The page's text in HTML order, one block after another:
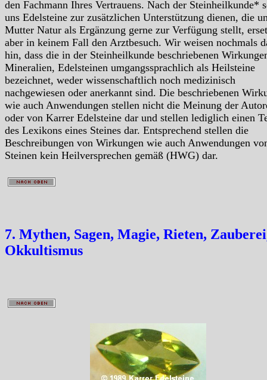
den Fachmann Ihres Vertrauens. Nach der Steinheilkunde*
uns Edelsteine zur zusätzlichen Unterstützung dienen, die
Mutter Natur als Ergänzung gerne zur Verfügung stellt,
aber in keinem Fall den Arztbesuch. Wir weisen nochmals
hin, dass die in der Steinheilkunde beschriebenen
Mineralien, Edelsteinen umgangssprachlich als Heilsteine
bezeichnet, weder wissenschaftlich noch medizinisch
nachgewiesen oder anerkannt sind. Die beschriebenen
wie auch Anwendungen stellen nicht die Meinung der
oder von Karrer Edelsteine dar und stellen lediglich einen
des Lexikons eines Steines dar. Entsprechend stellen die
Beschreibungen von Wirkungen wie auch Anwendungen
Steinen kein Heilversprechen gemäß (HWG) dar.
7. Mythen, Sagen, Magie, Rieten,
Okkultismus